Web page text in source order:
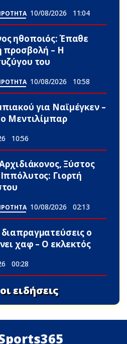
10/08/2026 11:04
ηθοποιός: Έπαθε
προσβολή – Η
του
10/08/2026 10:58
για Ναϊμέγκεν –
Μεντιλίμπαρ
10:56
Ξύστος
Γιορτή
10/08/2026 02:13
ο
χαφ – Ο εκλεκτός
00:28
ειδήσεις